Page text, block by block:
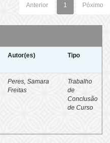
Anterior 1 Póximo
Autor(es) Tipo
Peres, Samara
Freitas
Trabalho
de
Conclusão
de Curso